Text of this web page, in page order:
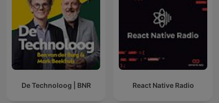
De Technoloog | BNR React Native Radio